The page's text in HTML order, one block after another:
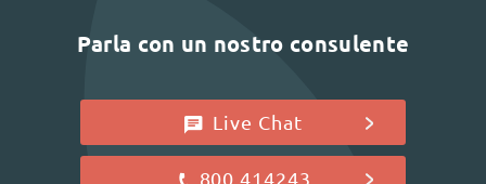
Parla con un nostro consulente
Live Chat
800 414243